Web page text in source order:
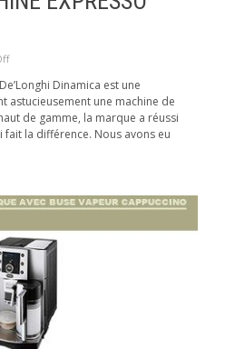
Dinamica est une
astucieusement une machine de
de gamme, la marque a réussi
fait la différence. Nous avons eu